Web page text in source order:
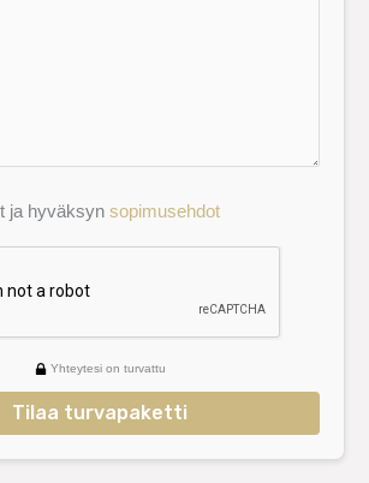
ja hyväksyn sopimusehdot
Yhteytesi on turvattu
Tilaa turvapaketti